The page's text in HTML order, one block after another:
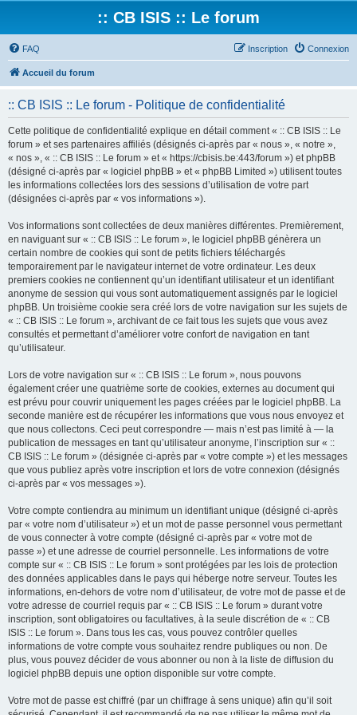
:: CB ISIS :: Le forum
FAQ Connexion
Inscription
Accueil du forum
:: CB ISIS :: Le forum - Politique de confidentialité
Cette politique de confidentialité explique en détail comment « :: CB ISIS :: Le
forum » et ses partenaires affiliés (désignés ci-après par « nous », « notre »,
« nos », « :: CB ISIS :: Le forum » et « https://cbisis.be:443/forum ») et phpBB
(désigné ci-après par « logiciel phpBB » et « phpBB Limited ») utilisent toutes
les informations collectées lors des sessions d’utilisation de votre part
(désignées ci-après par « vos informations »).
Vos informations sont collectées de deux manières différentes. Premièrement,
en naviguant sur « :: CB ISIS :: Le forum », le logiciel phpBB génèrera un
certain nombre de cookies qui sont de petits fichiers téléchargés
temporairement par le navigateur internet de votre ordinateur. Les deux
premiers cookies ne contiennent qu’un identifiant utilisateur et un identifiant
anonyme de session qui vous sont automatiquement assignés par le logiciel
phpBB. Un troisième cookie sera créé lors de votre navigation sur les sujets de
« :: CB ISIS :: Le forum », archivant de ce fait tous les sujets que vous avez
consultés et permettant d’améliorer votre confort de navigation en tant
qu’utilisateur.
Lors de votre navigation sur « :: CB ISIS :: Le forum », nous pouvons
également créer une quatrième sorte de cookies, externes au document qui
est prévu pour couvrir uniquement les pages créées par le logiciel phpBB. La
seconde manière est de récupérer les informations que vous nous envoyez et
que nous collectons. Ceci peut correspondre — mais n’est pas limité à — la
publication de messages en tant qu’utilisateur anonyme, l’inscription sur « ::
CB ISIS :: Le forum » (désignée ci-après par « votre compte ») et les messages
que vous publiez après votre inscription et lors de votre connexion (désignés
ci-après par « vos messages »).
Votre compte contiendra au minimum un identifiant unique (désigné ci-après
par « votre nom d’utilisateur ») et un mot de passe personnel vous permettant
de vous connecter à votre compte (désigné ci-après par « votre mot de
passe ») et une adresse de courriel personnelle. Les informations de votre
compte sur « :: CB ISIS :: Le forum » sont protégées par les lois de protection
des données applicables dans le pays qui héberge notre serveur. Toutes les
informations, en-dehors de votre nom d’utilisateur, de votre mot de passe et de
votre adresse de courriel requis par « :: CB ISIS :: Le forum » durant votre
inscription, sont obligatoires ou facultatives, à la seule discrétion de « :: CB
ISIS :: Le forum ». Dans tous les cas, vous pouvez contrôler quelles
informations de votre compte vous souhaitez rendre publiques ou non. De
plus, vous pouvez décider de vous abonner ou non à la liste de diffusion du
logiciel phpBB depuis une option disponible sur votre compte.
Votre mot de passe est chiffré (par un chiffrage à sens unique) afin qu’il soit